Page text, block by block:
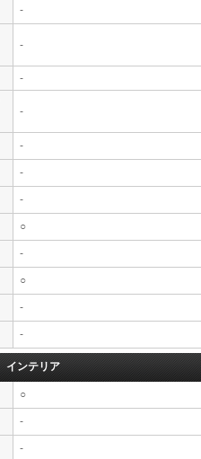
-
-
-
-
-
-
-
○
-
○
-
-
インテリア
○
-
-